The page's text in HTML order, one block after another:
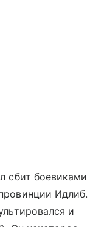
сбит боевиками
Идлиб.
и